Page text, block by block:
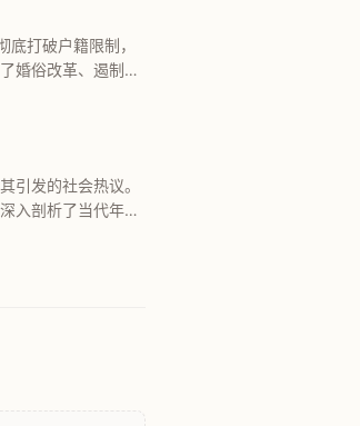
打破户籍限制，
婚俗改革、遏制高
引发的社会热议。
入剖析了当代年轻